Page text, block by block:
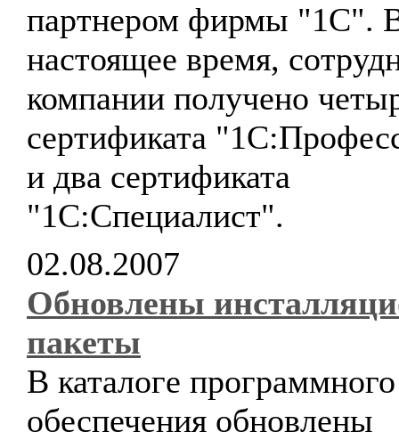
партнером фирмы "1С".
настоящее время,
компании получено
сертификата
и два сертификата
"1С:Специалист".
02.08.2007
Обновлены
пакеты
В каталоге программного
обеспечения обновлены